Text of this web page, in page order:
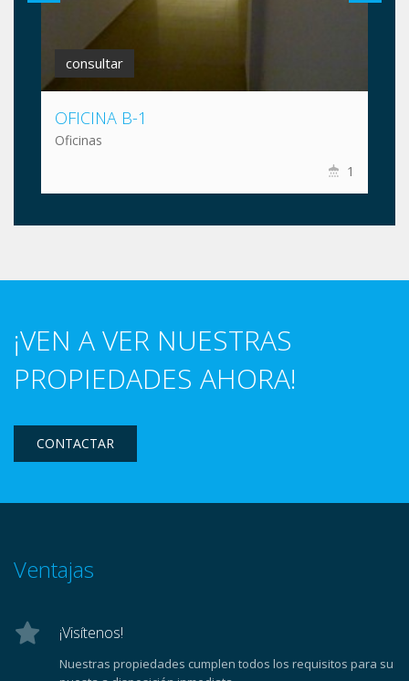
consultar
OFICINA B-1
Oficinas
1
¡VEN A VER NUESTRAS
PROPIEDADES AHORA!
CONTACTAR
Ventajas
¡Visítenos!
Nuestras propiedades cumplen todos los requisitos para su